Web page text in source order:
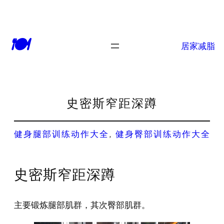
🍽 居家减脂
史密斯窄距深蹲
健身腿部训练动作大全 , 健身臀部训练动作大全
史密斯窄距深蹲
主要锻炼腿部肌群，其次臀部肌群。